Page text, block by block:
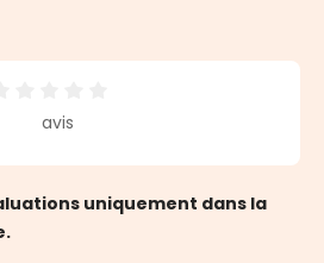
sur 5 étoiles
avis
uniquement dans la